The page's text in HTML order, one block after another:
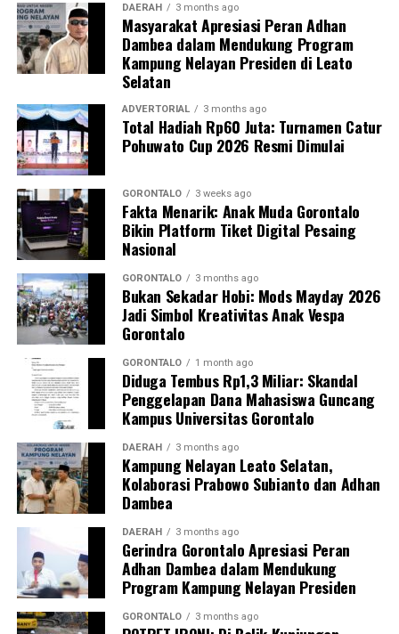
Marwan berharap, shock therapy melalui razia berkala
ini mampu menumbuhkan kesadaran kolektif para
aparatur agar menghormati regulasi jam kerja, serta
tidak meninggalkan kewajiban pelayanan publik demi
kepentingan pribadi.
Terkait mekanisme penindakan, Marwan menjelaskan
bahwa para oknum yang terjaring razia tidak langsung
dijatuhi sanksi disiplin berat. Mereka terlebih dahulu
digiring ke posko untuk menjalani proses administrasi
yustisial, meliputi pembuatan Berita Acara Pemeriksaan
(BAP) lisan serta penandatanganan surat pernyataan
bermeterai untuk tidak mengulangi perbuatan tersebut.
Sebagai langkah lanjutan, draf data klinis identitas para
pegawai yang terjaring akan segera diteruskan secara
resmi ke instansi atau Organisasi Perangkat Daerah
(OPD) asal mereka sebagai bahan evaluasi dan
pembinaan internal oleh kepala dinas.
“Seluruh hasil pendataan orisinal ini akan kami kirimkan
ke instansi masing-masing hari ini juga. Selain itu, draf
laporan ini kami tembuskan langsung kepada Bapak Wali
Kota Gorontalo melalui Sekretaris Daerah sebagai
bentuk pertanggungjawaban konkret hasil razia,”
pungkas Marwan.
Melalui skema pengawasan berlapis dan berkala ini,
Pemerintah Kota Gorontalo memproyeksikan adanya
DAERAH 3 months ago
Masyarakat Apresiasi Peran Adhan
Dambea dalam Mendukung Program
Kampung Nelayan Presiden di Leato
Selatan
ADVERTORIAL 3 months ago
Total Hadiah Rp60 Juta: Turnamen Catur
Pohuwato Cup 2026 Resmi Dimulai
GORONTALO 3 weeks ago
Fakta Menarik: Anak Muda Gorontalo
Bikin Platform Tiket Digital Pesaing
Nasional
GORONTALO 3 months ago
Bukan Sekadar Hobi: Mods Mayday 2026
Jadi Simbol Kreativitas Anak Vespa
Gorontalo
GORONTALO 1 month ago
Diduga Tembus Rp1,3 Miliar: Skandal
Penggelapan Dana Mahasiswa Guncang
Kampus Universitas Gorontalo
DAERAH 3 months ago
Kampung Nelayan Leato Selatan,
Kolaborasi Prabowo Subianto dan Adhan
Dambea
DAERAH 3 months ago
Gerindra Gorontalo Apresiasi Peran
Adhan Dambea dalam Mendukung
Program Kampung Nelayan Presiden
GORONTALO 3 months ago